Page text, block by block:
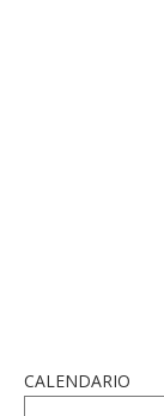
CALENDARIO